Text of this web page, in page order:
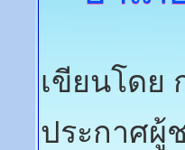
เขียนโดย
ประกาศผู้